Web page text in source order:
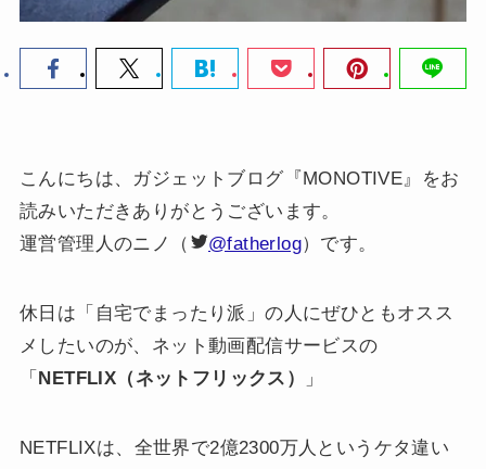
こんにちは、ガジェットブログ『MONOTIVE』をお
読みいただきありがとうございます。
運営管理人のニノ（
@fatherlog）です。
休日は「自宅でまったり派」の人にぜひともオスス
メしたいのが、ネット動画配信サービスの
「 NETFLIX（ネットフリックス） 」
NETFLIXは、全世界で2億2300万人というケタ違い